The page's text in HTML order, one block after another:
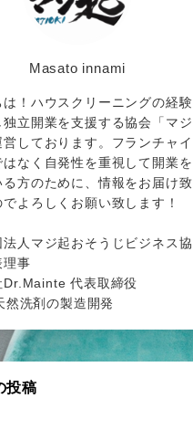
Masato innami
は！ハウスクリーニングの経験
独立開業を支援する協会「マジ
営しております。フランチャイ
はなく自発性を重視して開業を
る方のために、情報をお届け致
でよろしくお願い致します！
法人マジ起おそうじビジネス協
事
Dr.Mainte 代表取締役
洗剤の製造開発
投稿